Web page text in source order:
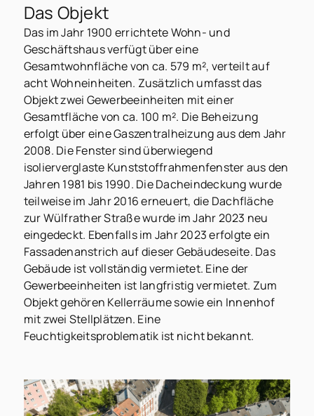
Das Objekt
Das im Jahr 1900 errichtete Wohn- und
Geschäftshaus verfügt über eine
Gesamtwohnfläche von ca. 579 m², verteilt auf
acht Wohneinheiten. Zusätzlich umfasst das
Objekt zwei Gewerbeeinheiten mit einer
Gesamtfläche von ca. 100 m². Die Beheizung
erfolgt über eine Gaszentralheizung aus dem Jahr
2008. Die Fenster sind überwiegend
isolierverglaste Kunststoffrahmenfenster aus den
Jahren 1981 bis 1990. Die Dacheindeckung wurde
teilweise im Jahr 2016 erneuert, die Dachfläche
zur Wülfrather Straße wurde im Jahr 2023 neu
eingedeckt. Ebenfalls im Jahr 2023 erfolgte ein
Fassadenanstrich auf dieser Gebäudeseite. Das
Gebäude ist vollständig vermietet. Eine der
Gewerbeeinheiten ist langfristig vermietet. Zum
Objekt gehören Kellerräume sowie ein Innenhof
mit zwei Stellplätzen. Eine
Feuchtigkeitsproblematik ist nicht bekannt.